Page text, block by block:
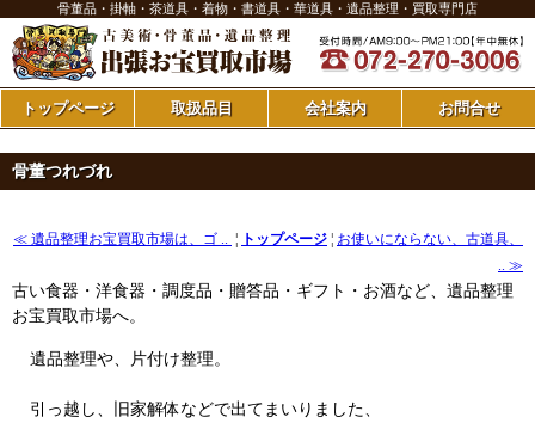
骨董品・掛軸・茶道具・着物・書道具・華道具・遺品整理・買取専門店
トップページ 取扱品目 会社案内 お問合せ
骨董つれづれ
≪ 遺品整理お宝買取市場は、ゴ .. ¦ トップページ ¦ お使いにならない、古道具、
.. ≫
古い食器・洋食器・調度品・贈答品・ギフト・お酒など、遺品整理
お宝買取市場へ。
遺品整理や、片付け整理。
引っ越し、旧家解体などで出てまいりました、